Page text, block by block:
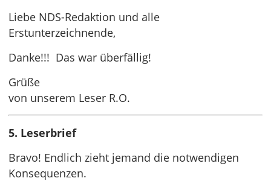
Liebe NDS-Redaktion und alle
Erstunterzeichnende,
Danke!!! Das war überfällig!
Grüße
von unserem Leser R.O.
5. Leserbrief
Bravo! Endlich zieht jemand die notwendigen
Konsequenzen.